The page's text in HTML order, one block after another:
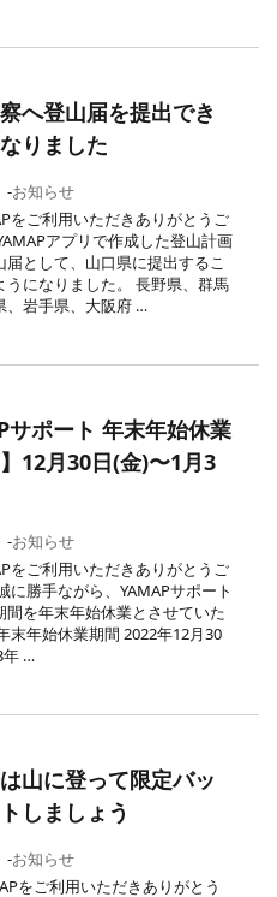
へ登山届を提出でき
りました
-お知らせ
をご利用いただきありがとうご
アプリで作成した登山計画
届として、山口県に提出するこ
うになりました。 長野県、群馬
、岩手県、大阪府 …
サポート 年末年始休業
12月30日(金)〜1月3
-お知らせ
をご利用いただきありがとうご
に勝手ながら、YAMAPサポート
間を年末年始休業とさせていた
末年始休業期間 2022年12月30
年 …
山に登って限定バッ
しましょう
-お知らせ
をご利用いただきありがとう